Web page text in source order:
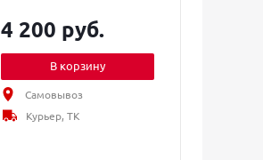
4 200 руб.
В корзину
Самовывоз
Курьер, ТК